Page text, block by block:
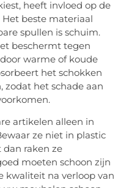
heeft invloed op de
beste materiaal
spullen is schuim.
beschermt tegen
warme of koude
het schokken
zodat het schade aan
artikelen alleen in
ze niet in plastic
dan raken ze
moeten schoon zijn
kwaliteit na verloop van